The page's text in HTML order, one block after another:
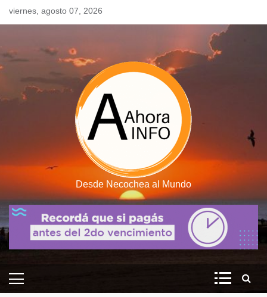
Skipviernes, agosto 07, 2026
Desde Necochea al Mundo